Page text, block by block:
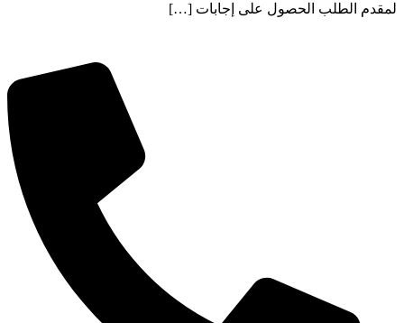
لمقدم الطلب الحصول على إجابات […]